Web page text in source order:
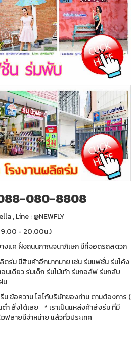
080-8808
, Line : @NEWFLY
9.00 - 20.00น.)
งแค ฝั่งถนนกาญจนาภิเษก มีที่จอดรถสดวก
ตร่ม มีสินค้าอีกมากมาย เช่น ร่มแฟชั่น ร่มโค้ง
เดียว ร่มเด็ก ร่มไม้เท้า ร่มกอล์ฟ ร่มกลับ
น
ข้อความ โลโก้บริษัทของท่าน ตามต้องการ (
ำ สั่งได้เลย * เราเป็นแหล่งค้าส่งร่ม ที่มี
ลายมีจำหน่าย แล้วทั่วประเทศ